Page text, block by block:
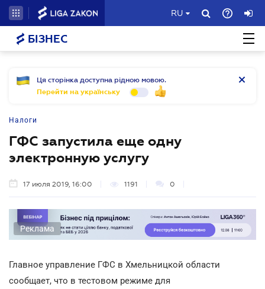
RU
БІЗНЕС
Ця сторінка доступна рідною мовою.
Перейти на українську
Налоги
ГФС запустила еще одну
электронную услугу
17 июля 2019, 16:00 1191 0
Реклама
Главное управление ГФС в Хмельницкой области
сообщает, что в тестовом режиме для